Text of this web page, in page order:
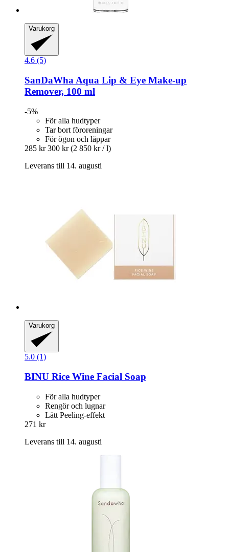
Varukorg
4.6 (5)
SanDaWha Aqua Lip & Eye Make-​up
Remover, 100 ml
-5%
För alla hudtyper
Tar bort föroreningar
För ögon och läppar
285 kr 300 kr (2 850 kr / l)
Leverans till 14. augusti
Varukorg
5.0 (1)
BINU Rice Wine Facial Soap
För alla hudtyper
Rengör och lugnar
Lätt Peeling-effekt
271 kr
Leverans till 14. augusti